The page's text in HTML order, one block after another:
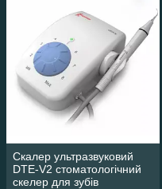
Скалер ультразвуковий
DTE-V2 стоматологічний
скелер для зубів